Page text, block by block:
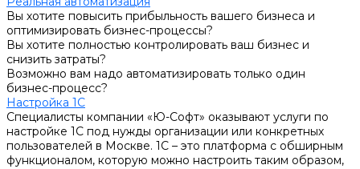
Вы хотите повысить прибыльность вашего бизнеса и
оптимизировать бизнес-процессы?
Вы хотите полностью контролировать ваш бизнес и
снизить затраты?
Возможно вам надо автоматизировать только один
бизнес-процесс?
Настройка 1С
Специалисты компании «Ю-Софт» оказывают услуги по
настройке 1С под нужды организации или конкретных
пользователей в Москве. 1С – это платформа с обширным
функционалом, которую можно настроить таким образом,